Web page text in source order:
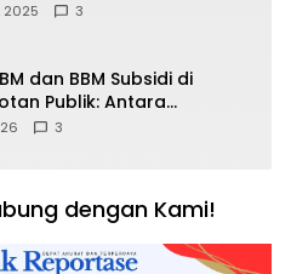
2025 3
dan BBM Subsidi di
Publik: Antara
Negara, Hak Konsumen,
3
dengan Kami!